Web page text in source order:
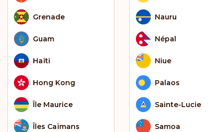
Grenade
Guam
Haïti
Hong Kong
Île Maurice
Îles Caïmans
Nauru
Népal
Niue
Palaos
Sainte-Lucie
Samoa